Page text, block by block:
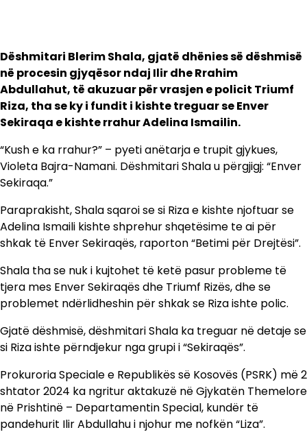
Dëshmitari Blerim Shala, gjatë dhënies së dëshmisë
në procesin gjyqësor ndaj Ilir dhe Rrahim
Abdullahut, të akuzuar për vrasjen e policit Triumf
Riza, tha se ky i fundit i kishte treguar se Enver
Sekiraqa e kishte rrahur Adelina Ismailin.
“Kush e ka rrahur?” – pyeti anëtarja e trupit gjykues,
Violeta Bajra-Namani. Dëshmitari Shala u përgjigj: “Enver
Sekiraqa.”
Paraprakisht, Shala sqaroi se si Riza e kishte njoftuar se
Adelina Ismaili kishte shprehur shqetësime te ai për
shkak të Enver Sekiraqës, raporton “Betimi për Drejtësi”.
Shala tha se nuk i kujtohet të ketë pasur probleme të
tjera mes Enver Sekiraqës dhe Triumf Rizës, dhe se
problemet ndërlidheshin për shkak se Riza ishte polic.
Gjatë dëshmisë, dëshmitari Shala ka treguar në detaje se
si Riza ishte përndjekur nga grupi i “Sekiraqës”.
Prokuroria Speciale e Republikës së Kosovës (PSRK) më 2
shtator 2024 ka ngritur aktakuzë në Gjykatën Themelore
në Prishtinë – Departamentin Special, kundër të
pandehurit Ilir Abdullahu i njohur me nofkën “Liza”.